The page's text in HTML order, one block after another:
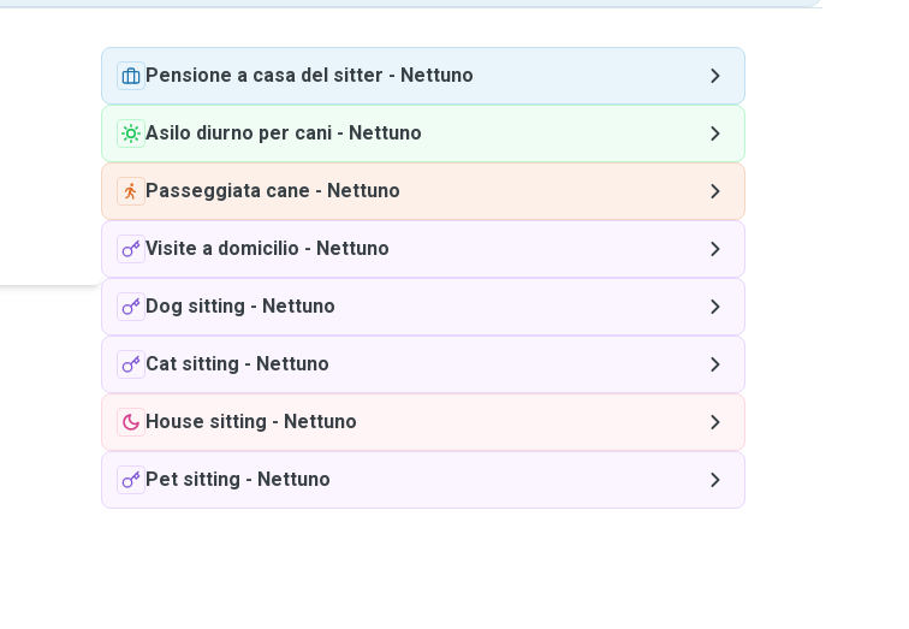
Pensione a casa del sitter - Nettuno
Asilo diurno per cani - Nettuno
Passeggiata cane - Nettuno
Visite a domicilio - Nettuno
Dog sitting - Nettuno
Cat sitting - Nettuno
House sitting - Nettuno
Pet sitting - Nettuno